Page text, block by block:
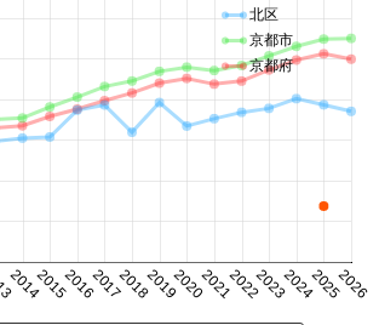
2014201520162017201820192020202120222023202420252026
北区
京都市
京都府